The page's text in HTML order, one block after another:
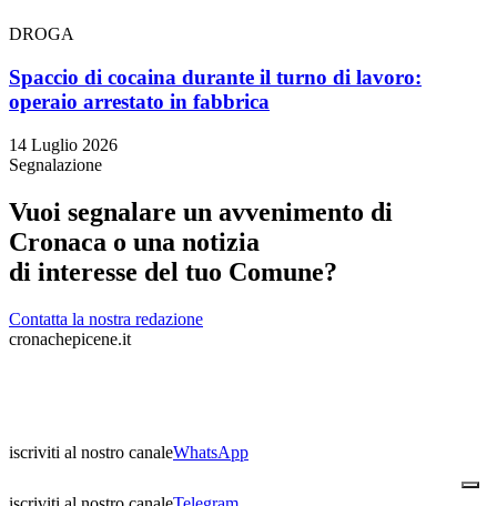
DROGA
Spaccio di cocaina durante il turno di lavoro:
operaio arrestato in fabbrica
14 Luglio 2026
Segnalazione
Vuoi segnalare un avvenimento di
Cronaca o una notizia
di interesse del tuo Comune?
Contatta la nostra redazione
cronachepicene.it
iscriviti al nostro canaleWhatsApp